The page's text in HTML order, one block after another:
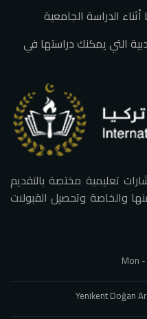
الدراسة الجامعية
التي يمكنك دراستها في
تعليمية مختصة بالتقديم
والخاصة وتحصيل القبولات
Mon -
Yenikent Doğan